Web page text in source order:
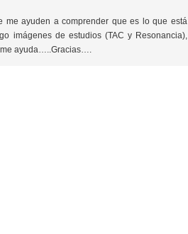
me ayuden a comprender que es lo que está
imágenes de estudios (TAC y Resonancia),
ayuda…..Gracias….